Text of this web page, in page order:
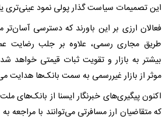
این تصمیمات سیاست گذار پولی نمود عینی‌تری
فعالان ارزی بر این باورند که دسترسی آسان‌تر
طریق مجاری رسمی، علاوه بر جلب رضایت
بیشتر به بازار و تقویت ثبات قیمتی خواهد
موثر از بازار غیررسمی به سمت بانک‌ها هدایت
اکنون پیگیری‌های خبرنگار ایسنا از بانک‌های
که متقاضیان ارز مسافرتی می‌توانند با